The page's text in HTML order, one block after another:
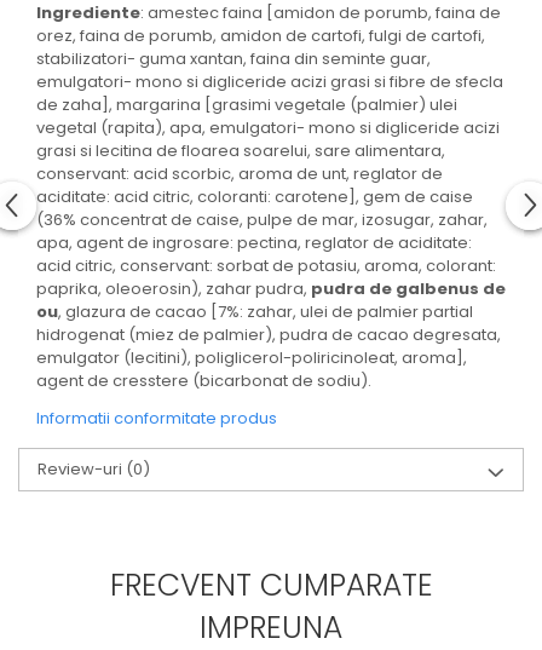
Ingrediente: amestec faina [amidon de porumb, faina de
orez, faina de porumb, amidon de cartofi, fulgi de cartofi,
stabilizatori- guma xantan, faina din seminte guar,
emulgatori- mono si digliceride acizi grasi si fibre de sfecla
de zaha], margarina [grasimi vegetale (palmier) ulei
vegetal (rapita), apa, emulgatori- mono si digliceride acizi
grasi si lecitina de floarea soarelui, sare alimentara,
conservant: acid scorbic, aroma de unt, reglator de
aciditate: acid citric, coloranti: carotene], gem de caise
(36% concentrat de caise, pulpe de mar, izosugar, zahar,
apa, agent de ingrosare: pectina, reglator de aciditate:
acid citric, conservant: sorbat de potasiu, aroma, colorant:
paprika, oleoerosin), zahar pudra, pudra de galbenus de
ou, glazura de cacao [7%: zahar, ulei de palmier partial
hidrogenat (miez de palmier), pudra de cacao degresata,
emulgator (lecitini), poliglicerol-poliricinoleat, aroma],
agent de cresstere (bicarbonat de sodiu).
Informatii conformitate produs
Review-uri (0)
FRECVENT CUMPARATE
IMPREUNA